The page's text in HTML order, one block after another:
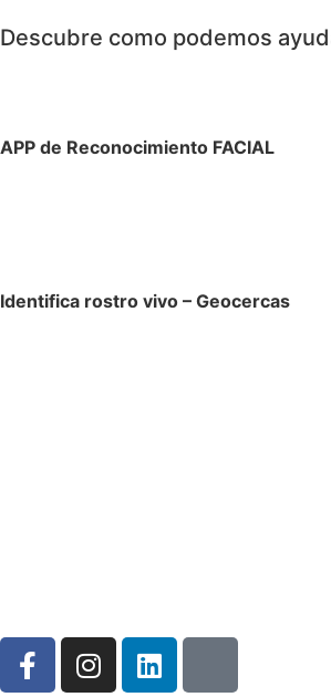
Descubre como podemos
APP de Reconocimiento FACIAL
Identifica rostro vivo – Geocercas